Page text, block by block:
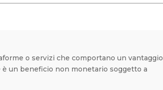
o servizi che comportano un vantaggio
un beneficio non monetario soggetto a